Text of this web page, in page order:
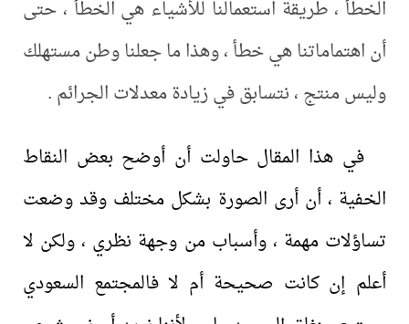
الخطأ ، طريقة استعمالنا للأشياء هي الخطأ ، حتى
أن اهتماماتنا هي خطأ ، وهذا ما جعلنا وطن مستهلك
وليس منتج ، نتسابق في زيادة معدلات الجرائم .
في هذا المقال حاولت أن أوضح بعض النقاط
الخفية ، أن أرى الصورة بشكل مختلف وقد وضعت
تساؤلات مهمة ، وأسباب من وجهة نظري ، ولكن لا
أعلم إن كانت صحيحة أم لا فالمجتمع السعودي